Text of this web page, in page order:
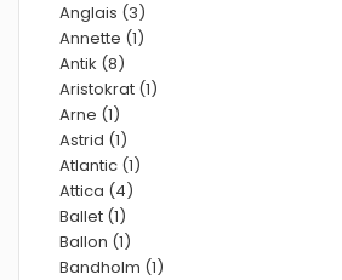
Anglais (3)
Annette (1)
Antik (8)
Aristokrat (1)
Arne (1)
Astrid (1)
Atlantic (1)
Attica (4)
Ballet (1)
Ballon (1)
Bandholm (1)